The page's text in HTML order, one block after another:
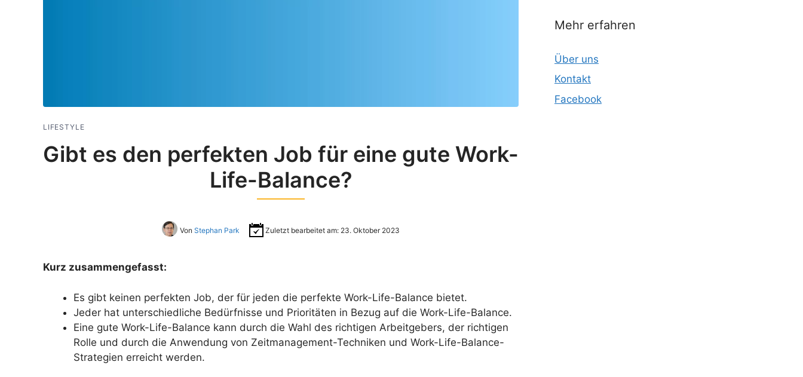
LIFESTYLE
Gibt es den perfekten Job für eine gute Work-
Life-Balance?
Von Stephan Park Zuletzt bearbeitet am: 23. Oktober 2023
Kurz zusammengefasst:
Es gibt keinen perfekten Job, der für jeden die perfekte Work-Life-Balance bietet.
Jeder hat unterschiedliche Bedürfnisse und Prioritäten in Bezug auf die Work-Life-Balance.
Eine gute Work-Life-Balance kann durch die Wahl des richtigen Arbeitgebers, der richtigen
Rolle und durch die Anwendung von Zeitmanagement-Techniken und Work-Life-Balance-
Strategien erreicht werden.
Mehr erfahren
Über uns
Kontakt
Facebook